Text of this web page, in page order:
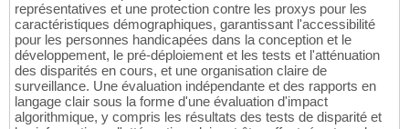
représentatives et une protection contre les proxys pour les
caractéristiques démographiques, garantissant l'accessibilité
pour les personnes handicapées dans la conception et le
développement, le pré-déploiement et les tests et l'atténuation
des disparités en cours, et une organisation claire de
surveillance. Une évaluation indépendante et des rapports en
langage clair sous la forme d'une évaluation d'impact
algorithmique, y compris les résultats des tests de disparité et